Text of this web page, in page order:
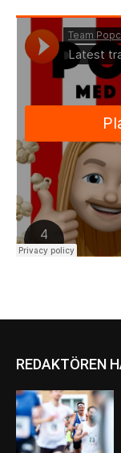
REDAKTÖREN